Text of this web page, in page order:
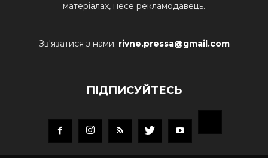
матеріалах, несе рекламодавець.
Зв'язатися з нами: rivne.pressa@gmail.com
ПІДПИСУЙТЕСЬ